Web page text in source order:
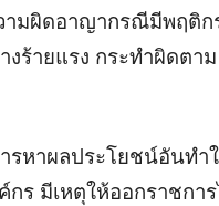
ามผิดอาญากรณีมีพฤติก
ร้ายแรง กระทำผิดตา
รหาผลประโยชน์อันทำ
ร มีเหตุให้ออกราชกา